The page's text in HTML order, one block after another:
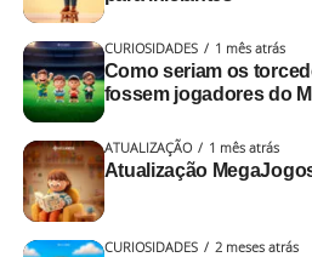
NÃO PERCA
Vamos aprender a jogar
“Tão roubando!”
Alguma semelhança com algum
encontrou numa partida detruco
Cada carta jogada ganha uma
rodada, o Galvão interno
Aqui é com emoção e transmissão
CURIOSIDADES 1 mês atrás
Como seriam os
fossem jogadores do
ATUALIZAÇÃO 1 mês atrás
Atualização
CURIOSIDADES 2 meses atrás